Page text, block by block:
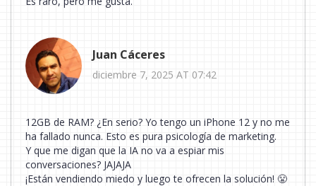
Juan Cáceres
diciembre 7, 2025 AT 07:42
12GB de RAM? ¿En serio? Yo tengo un iPhone 12 y no me
ha fallado nunca. Esto es pura psicología de marketing.
Y que me digan que la IA no va a espiar mis
conversaciones? JAJAJA
¡Están vendiendo miedo y luego te ofrecen la solución! 😤